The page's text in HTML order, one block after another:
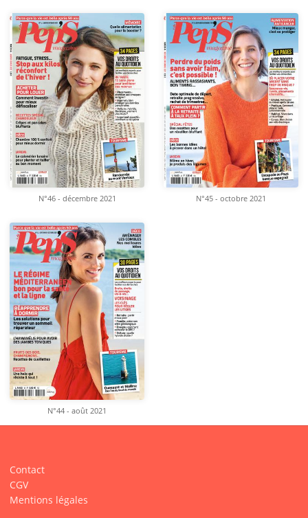
N°46 - décembre 2021 N°45 - octobre 2021
N°44 - août 2021
Contact
CGV
Mentions légales